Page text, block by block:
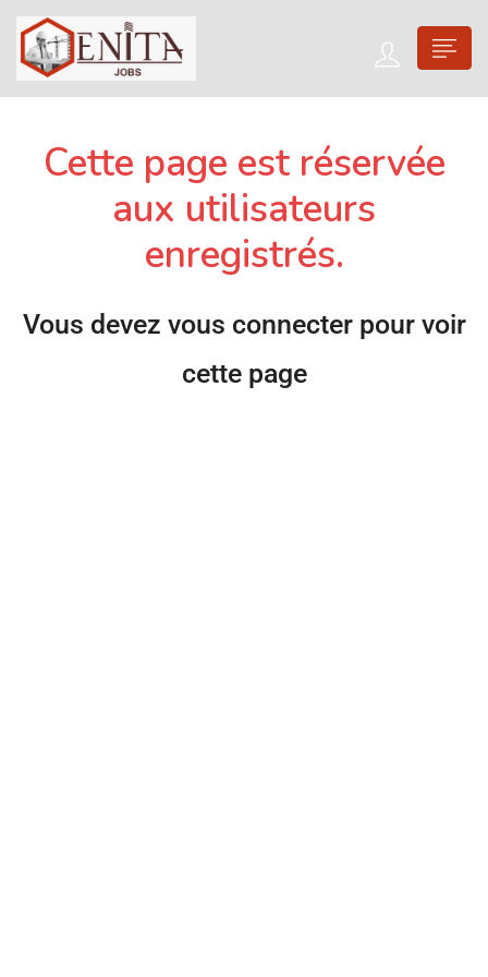
Cette page est réservée
aux utilisateurs
enregistrés.
Vous devez vous connecter pour voir
cette page